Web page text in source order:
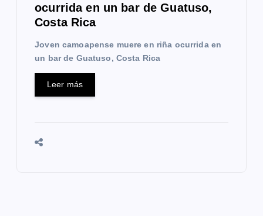
ocurrida en un bar de Guatuso,
Costa Rica
Joven camoapense muere en riña ocurrida en
un bar de Guatuso, Costa Rica
Leer más